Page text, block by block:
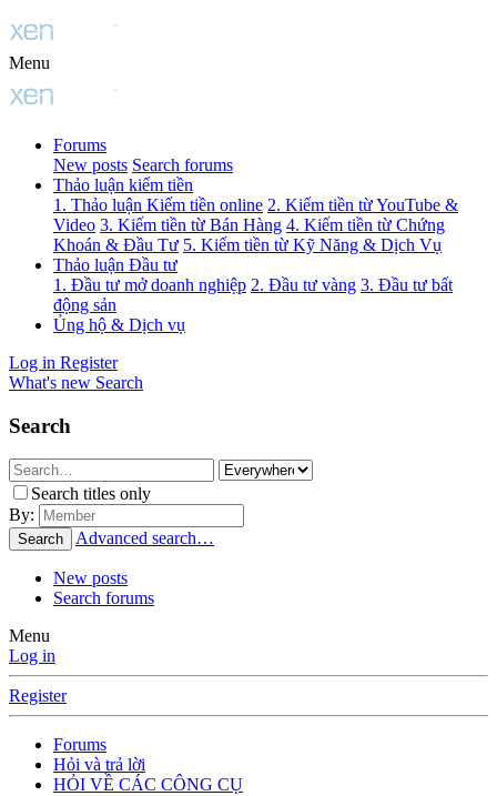
Menu
Forums
New posts Search forums
Thảo luận kiếm tiền
1. Thảo luận Kiếm tiền online 2. Kiếm tiền từ YouTube &
Video 3. Kiếm tiền từ Bán Hàng 4. Kiếm tiền từ Chứng
Khoán & Đầu Tư 5. Kiếm tiền từ Kỹ Năng & Dịch Vụ
Thảo luận Đầu tư
1. Đầu tư mở doanh nghiệp 2. Đầu tư vàng 3. Đầu tư bất
động sản
Ủng hộ & Dịch vụ
Log in Register
What's new Search
Search
Search titles only
By:
Search Advanced search…
New posts
Search forums
Menu
Log in
Register
Forums
Hỏi và trả lời
HỎI VỀ CÁC CÔNG CỤ